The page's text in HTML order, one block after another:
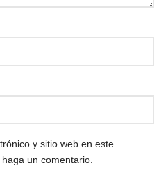
y sitio web en este
un comentario.